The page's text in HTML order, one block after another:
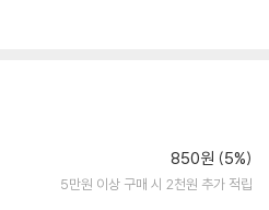
850원 (5%)
5만원 이상 구매 시 2천원 추가 적립